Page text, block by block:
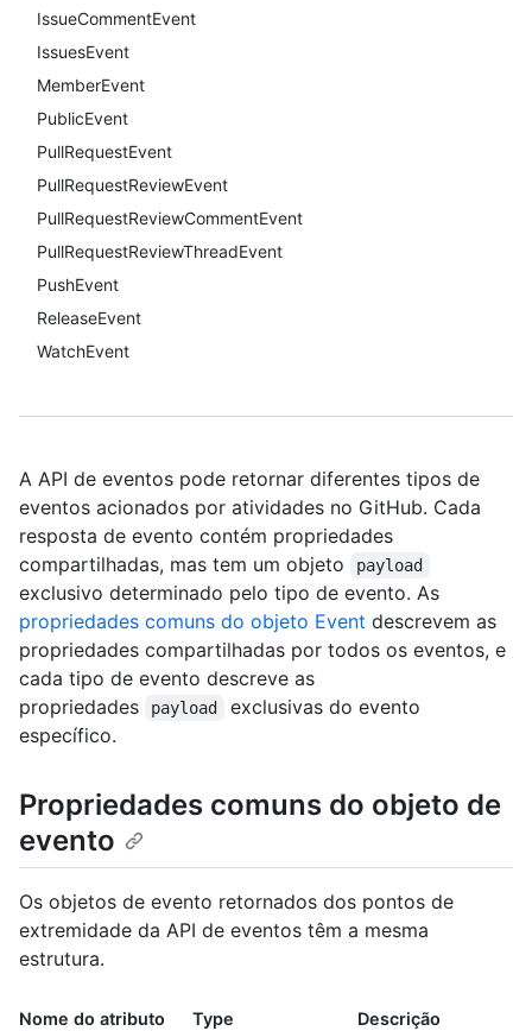
IssueCommentEvent
IssuesEvent
MemberEvent
PublicEvent
PullRequestEvent
PullRequestReviewEvent
PullRequestReviewCommentEvent
PullRequestReviewThreadEvent
PushEvent
ReleaseEvent
WatchEvent
A API de eventos pode retornar diferentes tipos de
eventos acionados por atividades no GitHub. Cada
resposta de evento contém propriedades
compartilhadas, mas tem um objeto
payload
exclusivo determinado pelo tipo de evento. As
propriedades comuns do objeto Event descrevem as
propriedades compartilhadas por todos os eventos, e
cada tipo de evento descreve as
propriedades
payload
exclusivas do evento
específico.
Propriedades comuns do objeto de
evento
Os objetos de evento retornados dos pontos de
extremidade da API de eventos têm a mesma
estrutura.
Nome do atributo
Type Descrição